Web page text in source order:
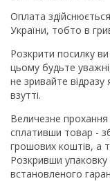
Оплата
України, тобто в
Розкрити посилку
цьому будьте
не зривайте відразу
взутті.
Величезне прохання
сплативши товар -
грошових коштів, а
Розкривши упаковку
встановленого